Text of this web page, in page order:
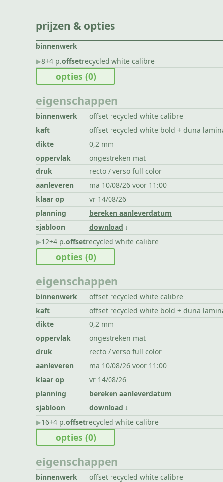
prijzen & opties
binnenwerk
▶︎8+4 p.offsetrecycled white calibre
eigenschappen
binnenwerk
offset recycled white calibre
kaft
offset recycled white bold + duna
dikte
0,2 mm
oppervlak
ongestreken mat
druk
recto / verso full color
aanleveren
ma 10/08/26 voor 11:00
klaar op
vr 14/08/26
planning
bereken aanleverdatum
sjabloon
download
opties (0)
▶︎12+4 p.offsetrecycled white calibre
eigenschappen
binnenwerk
offset recycled white calibre
kaft
offset recycled white bold + duna
dikte
0,2 mm
oppervlak
ongestreken mat
druk
recto / verso full color
aanleveren
ma 10/08/26 voor 11:00
klaar op
vr 14/08/26
planning
bereken aanleverdatum
sjabloon
download
opties (0)
▶︎16+4 p.offsetrecycled white calibre
eigenschappen
binnenwerk
offset recycled white calibre
opties (0)